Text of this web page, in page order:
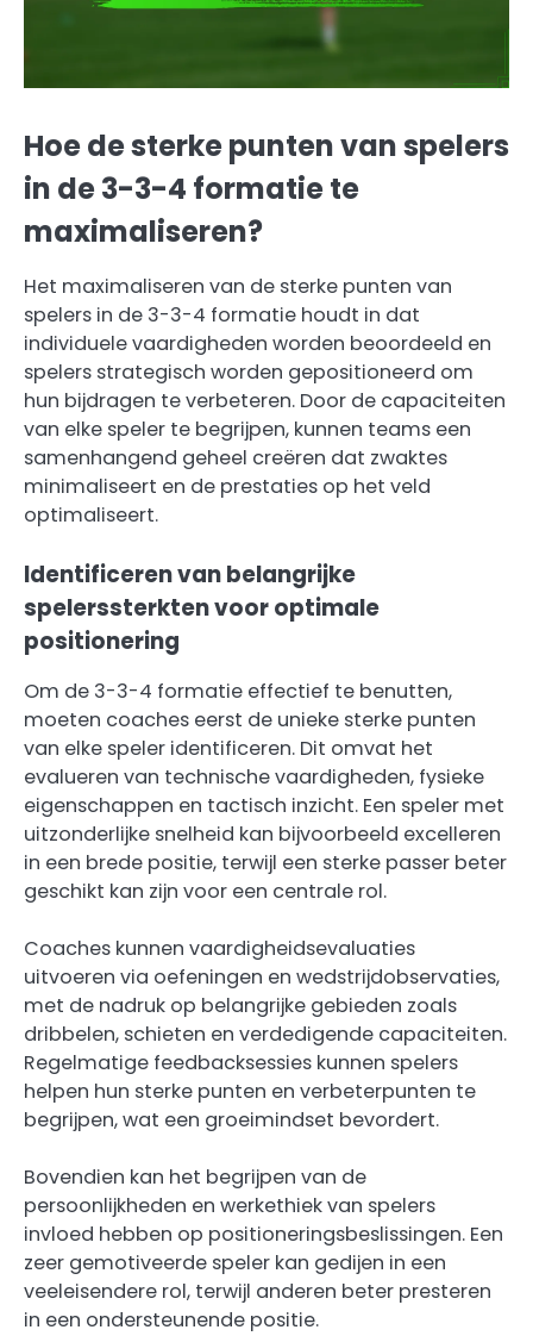
Hoe de sterke punten van spelers
in de 3-3-4 formatie te
maximaliseren?
Het maximaliseren van de sterke punten van
spelers in de 3-3-4 formatie houdt in dat
individuele vaardigheden worden beoordeeld en
spelers strategisch worden gepositioneerd om
hun bijdragen te verbeteren. Door de capaciteiten
van elke speler te begrijpen, kunnen teams een
samenhangend geheel creëren dat zwaktes
minimaliseert en de prestaties op het veld
optimaliseert.
Identificeren van belangrijke
spelerssterkten voor optimale
positionering
Om de 3-3-4 formatie effectief te benutten,
moeten coaches eerst de unieke sterke punten
van elke speler identificeren. Dit omvat het
evalueren van technische vaardigheden, fysieke
eigenschappen en tactisch inzicht. Een speler met
uitzonderlijke snelheid kan bijvoorbeeld excelleren
in een brede positie, terwijl een sterke passer beter
geschikt kan zijn voor een centrale rol.
Coaches kunnen vaardigheidsevaluaties
uitvoeren via oefeningen en wedstrijdobservaties,
met de nadruk op belangrijke gebieden zoals
dribbelen, schieten en verdedigende capaciteiten.
Regelmatige feedbacksessies kunnen spelers
helpen hun sterke punten en verbeterpunten te
begrijpen, wat een groeimindset bevordert.
Bovendien kan het begrijpen van de
persoonlijkheden en werkethiek van spelers
invloed hebben op positioneringsbeslissingen. Een
zeer gemotiveerde speler kan gedijen in een
veeleisendere rol, terwijl anderen beter presteren
in een ondersteunende positie.